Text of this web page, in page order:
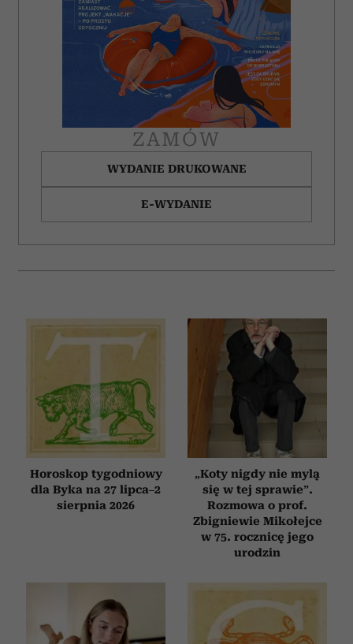
ZAMÓW
WYDANIE DRUKOWANE
E-WYDANIE
Horoskop tygodniowy
dla Byka na 27 lipca–2
sierpnia 2026
„Koty nigdy nie mylą
się w tej sprawie”.
Rozmowa o prof.
Zbigniewie Mikołejce
w 75. rocznicę jego
urodzin